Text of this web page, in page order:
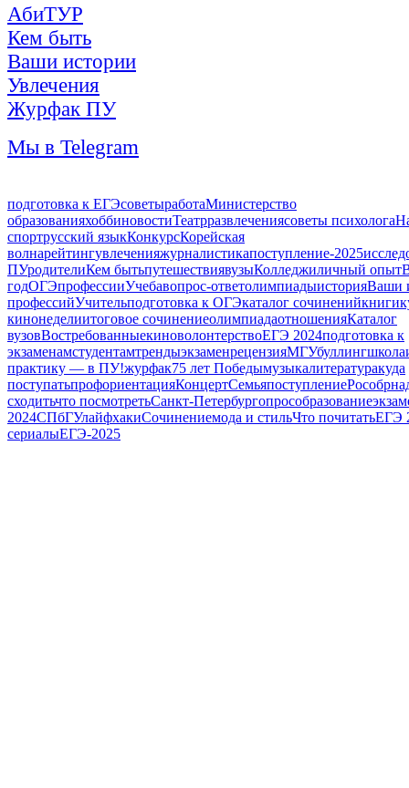
АбиТУР
Кем быть
Ваши истории
Увлечения
Журфак ПУ
Мы в Telegram
подготовка к ЕГЭсоветыработаМинистерство
образованияхоббиновостиТеатрразвлечениясоветы психолога
спортрусский языкКонкурсКорейская
волнарейтингувлеченияжурналистикапоступление-2025
ПУродителиКем бытьпутешествиявузыКолледжиличный опыт
годОГЭпрофессииУчебавопрос-ответолимпиадыисторияВаши
профессийУчительподготовка к ОГЭкаталог сочиненийкниги
кинонеделиитоговое сочинениеолимпиадаотношенияКаталог
вузовВостребованныекиноволонтерствоЕГЭ 2024подготовка к
экзаменамстудентамтрендыэкзаменрецензияМГУбуллингшкола
практику — в ПУ!журфак75 лет Победымузыкалитературакуда
поступатьпрофориентацияКонцертСемьяпоступление
сходитьчто посмотретьСанкт-Петербургопрособразование
2024СПбГУлайфхакиСочинениемода и стильЧто почитатьЕГЭ
сериалыЕГЭ-2025